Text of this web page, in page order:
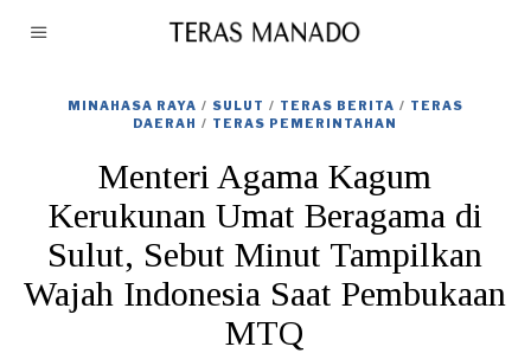
MINAHASA RAYA / SULUT / TERAS BERITA / TERAS
DAERAH / TERAS PEMERINTAHAN
Menteri Agama Kagum
Kerukunan Umat Beragama di
Sulut, Sebut Minut Tampilkan
Wajah Indonesia Saat Pembukaan
MTQ